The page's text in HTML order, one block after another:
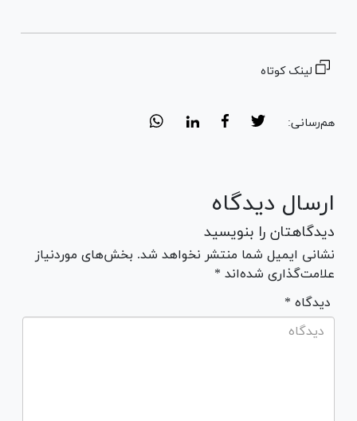
لینک کوتاه
هم‌رسانی:
ارسال دیدگاه
دیدگاهتان را بنویسید
نشانی ایمیل شما منتشر نخواهد شد. بخش‌های موردنیاز
علامت‌گذاری شده‌اند *
* دیدگاه